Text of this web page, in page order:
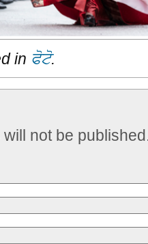
in ਫੋਟੋ.
not be